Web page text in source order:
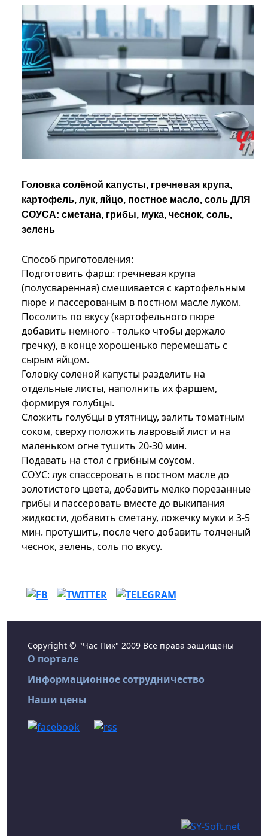
Головка солёной капусты, гречневая крупа,
картофель, лук, яйцо, постное масло, соль ДЛЯ
СОУСА: сметана, грибы, мука, чеснок, соль,
зелень
Способ приготовления:
Подготовить фарш: гречневая крупа
(полусваренная) смешивается с картофельным
пюре и пассерованым в постном масле луком.
Посолить по вкусу (картофельного пюре
добавить немного - только чтобы держало
гречку), в конце хорошенько перемешать с
сырым яйцом.
Головку соленой капусты разделить на
отдельные листы, наполнить их фаршем,
формируя голубцы.
Сложить голубцы в утятницу, залить томатным
соком, сверху положить лавровый лист и на
маленьком огне тушить 20-30 мин.
Подавать на стол с грибным соусом.
СОУС: лук спассеровать в постном масле до
золотистого цвета, добавить мелко порезанные
грибы и пассеровать вместе до выкипания
жидкости, добавить сметану, ложечку муки и 3-5
мин. протушить, после чего добавить толченый
чеснок, зелень, соль по вкусу.
Copyright © "Час Пик" 2009 Все права защищены
О портале
Информационное сотрудничество
Наши цены